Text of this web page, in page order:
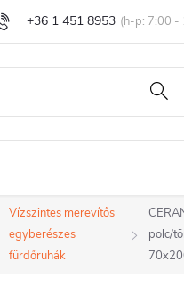
+36 1 451 8953
Áru visszaküldése és reklamáció
Vízszintes merevítős
egyberészes
fürdőruhák
polc/